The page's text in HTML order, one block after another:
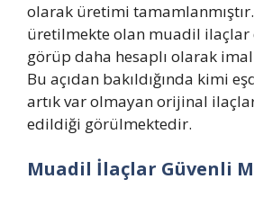
olarak üretimi
üretilmekte olan muadil ilaçlar
görüp daha hesaplı olarak
Bu açıdan bakıldığında kimi
artık var olmayan orijinal
edildiği görülmektedir.
Muadil İlaçlar Güvenli